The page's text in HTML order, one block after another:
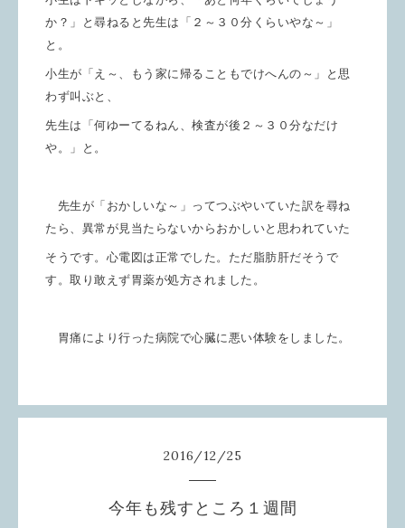
か？」と尋ねると先生は「２～３０分くらいやな～」
と。
小生が「え～、もう家に帰ることもでけへんの～」と思
わず叫ぶと、
先生は「何ゆーてるねん、検査が後２～３０分なだけ
や。」と。
先生が「おかしいな～」ってつぶやいていた訳を尋ね
たら、異常が見当たらないからおかしいと思われていた
そうです。心電図は正常でした。ただ脂肪肝だそうで
す。取り敢えず胃薬が処方されました。
胃痛により行った病院で心臓に悪い体験をしました。
2016/12/25
今年も残すところ１週間